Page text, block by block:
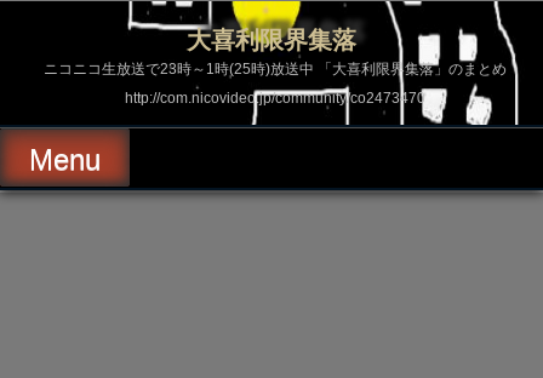
ス
ッ
プ
大喜利限界集落
ニコニコ生放送で23時～1時(25時)放送中 「大喜利限界集落」のまとめ
http://com.nicovideo.jp/community/co2473470
Menu